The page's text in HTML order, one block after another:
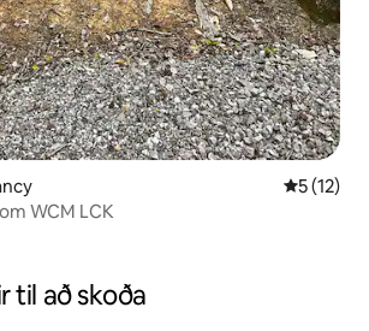
5 af 5 í
5 (12)
WCM LCK
til að skoða